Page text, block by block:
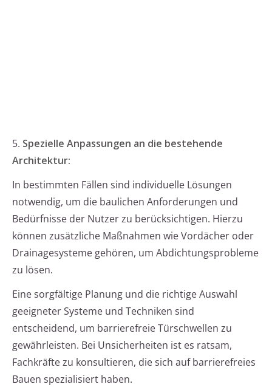
5. Spezielle Anpassungen an die bestehende
Architektur:
In bestimmten Fällen sind individuelle Lösungen
notwendig, um die baulichen Anforderungen und
Bedürfnisse der Nutzer zu berücksichtigen. Hierzu
können zusätzliche Maßnahmen wie Vordächer oder
Drainagesysteme gehören, um Abdichtungsprobleme
zu lösen.
Eine sorgfältige Planung und die richtige Auswahl
geeigneter Systeme und Techniken sind
entscheidend, um barrierefreie Türschwellen zu
gewährleisten. Bei Unsicherheiten ist es ratsam,
Fachkräfte zu konsultieren, die sich auf barrierefreies
Bauen spezialisiert haben.